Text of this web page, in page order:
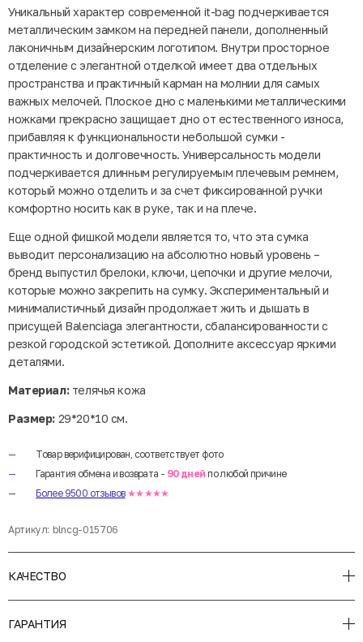
Уникальный характер современной it-bag подчеркивается
металлическим замком на передней панели, дополненный
лаконичным дизайнерским логотипом. Внутри просторное
отделение с элегантной отделкой имеет два отдельных
пространства и практичный карман на молнии для самых
важных мелочей. Плоское дно с маленькими металлическими
ножками прекрасно защищает дно от естественного износа,
прибавляя к функциональности небольшой сумки -
практичность и долговечность. Универсальность модели
подчеркивается длинным регулируемым плечевым ремнем,
который можно отделить и за счет фиксированной ручки
комфортно носить как в руке, так и на плече.
Еще одной фишкой модели является то, что эта сумка
выводит персонализацию на абсолютно новый уровень –
бренд выпустил брелоки, ключи, цепочки и другие мелочи,
которые можно закрепить на сумку. Экспериментальный и
минималистичный дизайн продолжает жить и дышать в
присущей Balenciaga элегантности, сбалансированности с
резкой городской эстетикой. Дополните аксессуар яркими
деталями.
Материал: телячья кожа
Размер: 29*20*10 см.
Товар верифицирован, соответствует фото
Гарантия обмена и возврата - 90 дней по любой причине
Более 9500 отзывов ★★★★★
Артикул: blncg-015706
КАЧЕСТВО
ГАРАНТИЯ